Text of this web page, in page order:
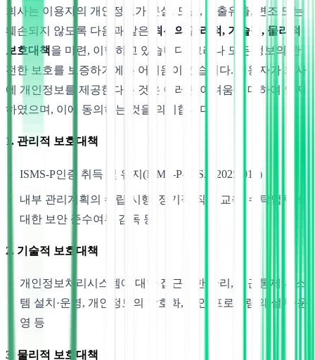
회사는 이용자의 개인정보가 분실, 도난, 누출유출, 변조 또는
훼손되지 않도록 다음과 같은
최선의 관리적, 기술적, 물리적
보호대책을 마련, 이행하고 있습니다. 그러나 모든 정보의 완
전한 보호를 보증하기에는 어려움이 있습니다. 이용자가 회사
에 개인정보를 제공한다는 것은 이러한 어려움에 대하여 인지
하였으며, 이에 동의하는 것을 의미합니다.
1. 관리적 보호대책
ISMS-P인증 취득 및 유지(ISMS-P-KISA-2025-010)
내부 관리계획의 수립·시행, 정기적 직원 교육, 수탁업체에
대한 보안 준수여부 감독 등
2. 기술적 보호대책
개인정보처리시스템에 대한 접근권한 관리, 접근통제 시스
템 설치·운영, 개인정보의 암호화, 보안 프로그램의 설치·운
영 등
3. 물리적 보호대책